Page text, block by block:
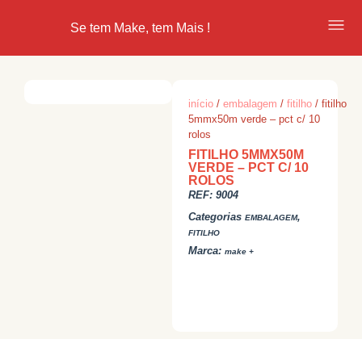
Se tem Make, tem Mais !
início /embalagem /fitilho / fitilho
5mmx50m verde – pct c/ 10
rolos
FITILHO 5MMX50M
VERDE – PCT C/ 10
ROLOS
REF:9004
Categorias EMBALAGEM,
FITILHO
Marca:make +